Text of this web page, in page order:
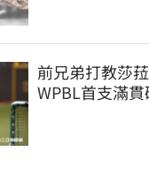
前兄弟打教莎
WPBL首支滿貫